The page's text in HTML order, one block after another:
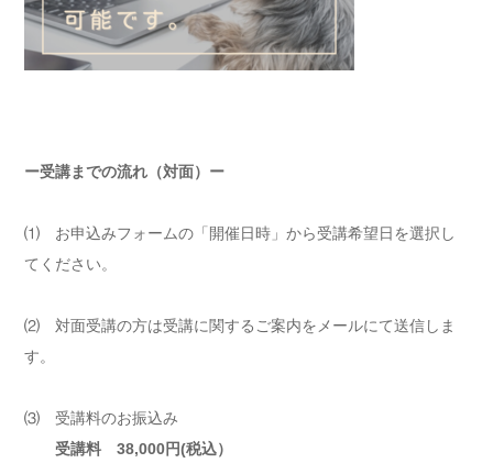
ー受講までの流れ（対面）ー
⑴ お申込みフォームの「開催日時」から受講希望日を選択し
てください。
⑵ 対面受講の方は受講に関するご案内をメールにて送信しま
す。
⑶ 受講料のお振込み
受講料 38,000円(税込）